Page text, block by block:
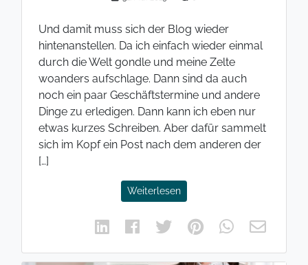
Und damit muss sich der Blog wieder
hintenanstellen. Da ich einfach wieder einmal
durch die Welt gondle und meine Zelte
woanders aufschlage. Dann sind da auch
noch ein paar Geschäftstermine und andere
Dinge zu erledigen. Dann kann ich eben nur
etwas kurzes Schreiben. Aber dafür sammelt
sich im Kopf ein Post nach dem anderen der
[…]
Weiterlesen